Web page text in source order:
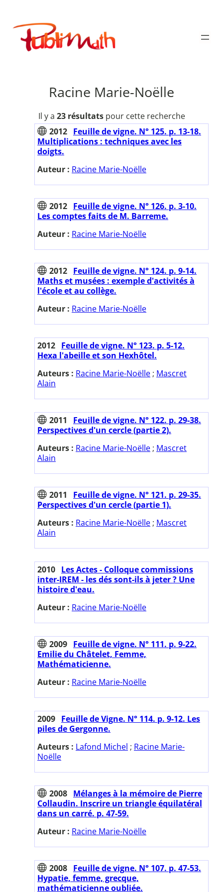
contenu
Publimath
Racine Marie-Noëlle
Il y a 23 résultatspour cette recherche
2012 Feuille de vigne. N° 125. p. 13-18.
Multiplications : techniques avec les
doigts.
Auteur : Racine Marie-Noëlle
2012 Feuille de vigne. N° 126. p. 3-10.
Les comptes faits de M. Barreme.
Auteur : Racine Marie-Noëlle
2012 Feuille de vigne. N° 124. p. 9-14.
Maths et musées : exemple d'activités à
l'école et au collège.
Auteur : Racine Marie-Noëlle
2012 Feuille de vigne. N° 123. p. 5-12.
Hexa l'abeille et son Hexhôtel.
Auteurs : Racine Marie-Noëlle ; Mascret
Alain
2011
Feuille de vigne. N° 122. p. 29-38.
Perspectives d'un cercle (partie 2).
Auteurs : Racine Marie-Noëlle ; Mascret
Alain
2011
Feuille de vigne. N° 121. p. 29-35.
Perspectives d'un cercle (partie 1).
Auteurs : Racine Marie-Noëlle ; Mascret
Alain
2010 Les Actes - Colloque commissions
inter-IREM - les dés sont-ils à jeter ? Une
histoire d'eau.
Auteur : Racine Marie-Noëlle
2009 Feuille de vigne. N° 111. p. 9-22.
Emilie du Châtelet, Femme,
Mathématicienne.
Auteur : Racine Marie-Noëlle
2009 Feuille de Vigne. N° 114. p. 9-12. Les
piles de Gergonne.
Auteurs : Lafond Michel ; Racine Marie-
Noëlle
2008 Mélanges à la mémoire de Pierre
Collaudin. Inscrire un triangle équilatéral
dans un carré. p. 47-59.
Auteur : Racine Marie-Noëlle
2008 Feuille de vigne. N° 107. p. 47-53.
Hypatie, femme, grecque,
mathématicienne oubliée.